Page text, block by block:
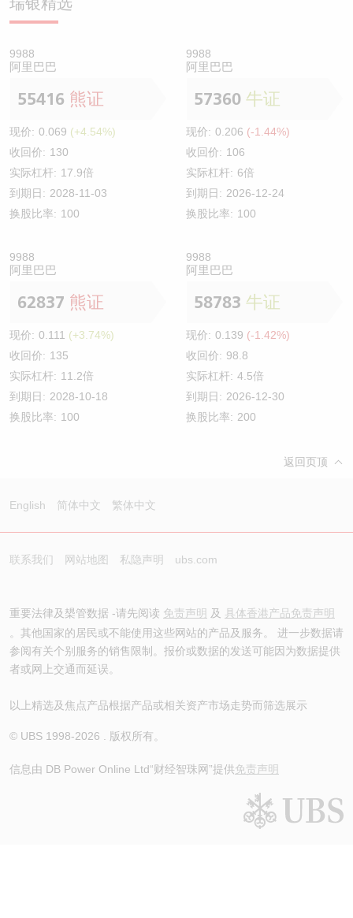
9988
阿里巴巴
55416 熊证
现价: 0.069 (+4.54%)
收回价: 130
实际杠杆: 17.9倍
到期日: 2028-11-03
换股比率: 100
9988
阿里巴巴
57360 牛证
现价: 0.206 (-1.44%)
收回价: 106
实际杠杆: 6倍
到期日: 2026-12-24
换股比率: 100
9988
阿里巴巴
62837 熊证
现价: 0.111 (+3.74%)
收回价: 135
实际杠杆: 11.2倍
到期日: 2028-10-18
换股比率: 100
9988
阿里巴巴
58783 牛证
现价: 0.139 (-1.42%)
收回价: 98.8
实际杠杆: 4.5倍
到期日: 2026-12-30
换股比率: 200
返回页顶
English 简体中文 繁体中文
联系我们 网站地图 私隐声明 ubs.com
重要法律及槼管数据 -请先阅读 免责声明 及 具体香港产品免责声明
。其他国家的居民或不能使用这些网站的产品及服务。 进一步数据请
参阅有关个别服务的销售限制。报价或数据的发送可能因为数据提供
者或网上交通而延误。
以上精选及焦点产品根据产品或相关资产市场走势而筛选展示
© UBS 1998-2026 . 版权所有。
信息由 DB Power Online Ltd“财经智珠网”提供免责声明